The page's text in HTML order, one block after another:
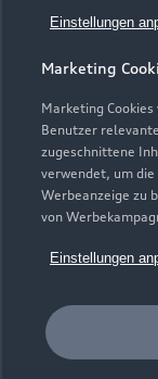
Einstellungen
Marketing
Marketing
Benutzer
zugeschnittene
verwendet, um
Werbeanzeige zu
von
Einstellungen
Geschäftskunden
Audi Services
Garantie
Audi digital
myAudi
Audi Code
Häufige Fragen
Audi Online
Online-
Servicekontakt
Bordbuch &
Über Audi
Unternehmen
Karriere
Investor
Audi erleben
© 2026 AUDI
Impressum
Cookie-Richtlinie
Digital Services